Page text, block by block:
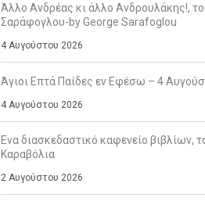
Άλλο Ανδρέας κι άλλο Ανδρουλάκης!,
Σαράφογλου-by George Sarafoglou
4 Αυγούστου 2026
Άγιοι Επτά Παίδες εν Εφέσω – 4
4 Αυγούστου 2026
Ενα διασκεδαστικό καφενείο βιβλίων,
Καραβόλια
2 Αυγούστου 2026